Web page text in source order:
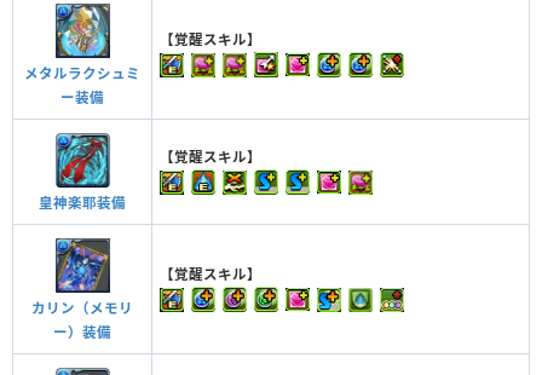
メタルラクシュミ
ー装備
【覚醒スキル】
皇神楽耶装備
【覚醒スキル】
カリン（メモリ
ー）装備
【覚醒スキル】